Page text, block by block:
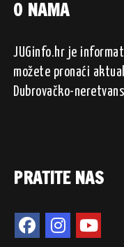
O NAMA
JUGinfo.hr je
možete pronaći
Dubrovačko-
PRATITE NAS